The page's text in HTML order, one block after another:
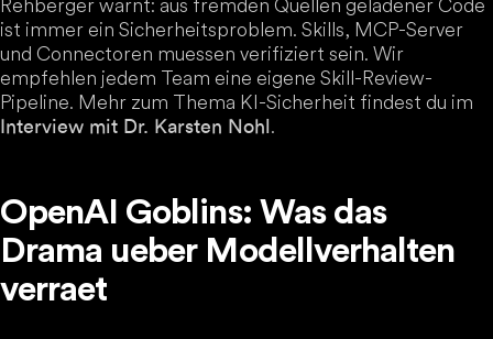
Rehberger warnt: aus fremden Quellen geladener Code
ist immer ein Sicherheitsproblem. Skills, MCP-Server
und Connectoren muessen verifiziert sein. Wir
empfehlen jedem Team eine eigene Skill-Review-
Pipeline. Mehr zum Thema KI-Sicherheit findest du im
Interview mit Dr. Karsten Nohl.
OpenAI Goblins: Was das
Drama ueber Modellverhalten
verraet